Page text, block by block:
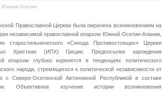
Южная Осетия
Православной Церкви была омрачена возникновением на
независимой православной епархии Южной Осетии-Алании,
старостильнического «Синода Противостоящих» Церкви
Христиан (ИПХ) Греции. Предпосылки зарождения
епархии глубоко коренятся в тенденциях политического
народа, стремящегося к политической независимости от
с Северо-Осетинской Автономной Республикой в составе
Объективное изучение истории возникновения